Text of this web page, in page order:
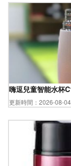
嗨逗兒童智能水杯
更新時間：2026-08-